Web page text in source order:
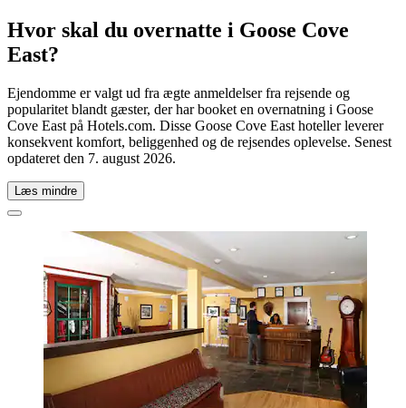
Hvor skal du overnatte i Goose Cove
East?
Ejendomme er valgt ud fra ægte anmeldelser fra rejsende og
popularitet blandt gæster, der har booket en overnatning i Goose
Cove East på Hotels.com. Disse Goose Cove East hoteller leverer
konsekvent komfort, beliggenhed og de rejsendes oplevelse. Senest
opdateret den 7. august 2026.
Læs mindre